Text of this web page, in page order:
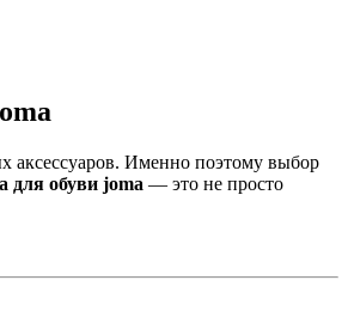
аксессуаров. Именно поэтому выбор
для обуви joma — это не просто